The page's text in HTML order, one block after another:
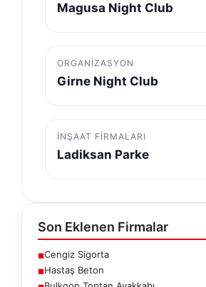
Magusa Night Club
ORGANIZASYON
Girne Night Club
İNŞAAT FIRMALARI
Ladiksan Parke
Son Eklenen Firmalar
■Cengiz Sigorta
■Hastaş Beton